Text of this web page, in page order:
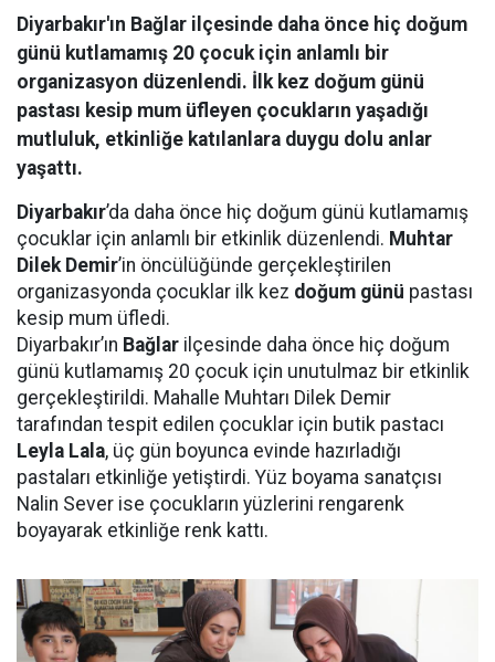
Diyarbakır'ın Bağlar ilçesinde daha önce hiç doğum
günü kutlamamış 20 çocuk için anlamlı bir
organizasyon düzenlendi. İlk kez doğum günü
pastası kesip mum üfleyen çocukların yaşadığı
mutluluk, etkinliğe katılanlara duygu dolu anlar
yaşattı.
Diyarbakır’da daha önce hiç doğum günü kutlamamış
çocuklar için anlamlı bir etkinlik düzenlendi. Muhtar
Dilek Demir’in öncülüğünde gerçekleştirilen
organizasyonda çocuklar ilk kez doğum günü pastası
kesip mum üfledi.
Diyarbakır’ın Bağlar ilçesinde daha önce hiç doğum
günü kutlamamış 20 çocuk için unutulmaz bir etkinlik
gerçekleştirildi. Mahalle Muhtarı Dilek Demir
tarafından tespit edilen çocuklar için butik pastacı
Leyla Lala, üç gün boyunca evinde hazırladığı
pastaları etkinliğe yetiştirdi. Yüz boyama sanatçısı
Nalin Sever ise çocukların yüzlerini rengarenk
boyayarak etkinliğe renk kattı.